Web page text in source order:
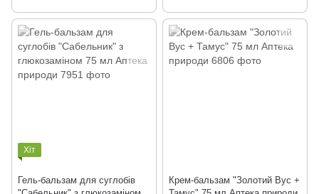
Хіт
Гель-бальзам для суглобів
Крем-бальзам "Золотий Вус +